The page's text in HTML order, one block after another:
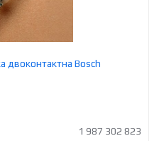
двоконтактна Bosch
1 987 302 823